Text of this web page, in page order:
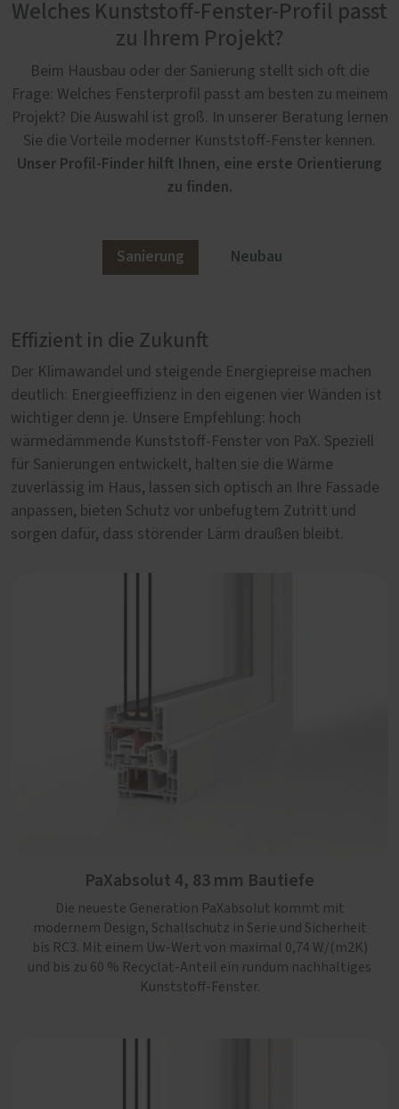
Welches Kunststoff-Fenster-Profil passt
zu Ihrem Projekt?
Beim Hausbau oder der Sanierung stellt sich oft die
Frage: Welches Fensterprofil passt am besten zu meinem
Projekt? Die Auswahl ist groß. In unserer Beratung lernen
Sie die Vorteile moderner Kunststoff-Fenster kennen.
Unser Profil-Finder hilft Ihnen, eine erste Orientierung
zu finden.
Sanierung Neubau
Effizient in die Zukunft
Der Klimawandel und steigende Energiepreise machen
deutlich: Energieeffizienz in den eigenen vier Wänden ist
wichtiger denn je. Unsere Empfehlung: hoch
wärmedämmende Kunststoff-Fenster von PaX. Speziell
für Sanierungen entwickelt, halten sie die Wärme
zuverlässig im Haus, lassen sich optisch an Ihre Fassade
anpassen, bieten Schutz vor unbefugtem Zutritt und
sorgen dafür, dass störender Lärm draußen bleibt.
PaXabsolut 4, 83 mm Bautiefe
Die neueste Generation PaXabsolut kommt mit
modernem Design, Schallschutz in Serie und Sicherheit
bis RC3. Mit einem Uw-Wert von maximal 0,74 W/(m2K)
und bis zu 60 % Recyclat-Anteil ein rundum nachhaltiges
Kunststoff-Fenster.
Von Anfang an richtig
Im Neubau setzen unsere Kunststoff-Fenster von PaX
Maßstäbe in Wärmedämmung, Sicherheit und
Schallschutz. Wer neu baut, möchte sicherstellen, dass
sein Zuhause auch in Jahrzehnten komfortabel, sicher
und nachhaltig bleibt. Deshalb ist bei der Fensterwahl
besonders auf Qualität und Langlebigkeit zu achten.
modernem Design, Schallschutz in Serie und Sicherheit
bis RC3. Mit einem Uw-Wert von maximal 0,74 W/(m2K)
und bis zu 60 % Recyclat-Anteil ein rundum nachhaltiges
Kunststoff-Fenster.